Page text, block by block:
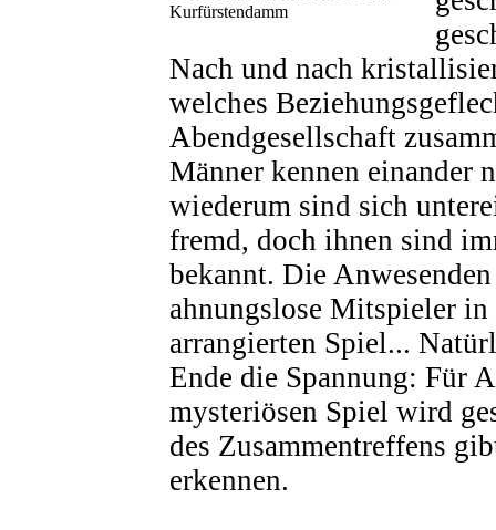
Kurfürstendamm
Nach und nach
welches
Abendgesellschaft
Männer kennen einander
wiederum sind sich
fremd, doch ihnen sind
bekannt. Die
ahnungslose Mitspieler
arrangierten Spiel...
Ende die Spannung: Für
mysteriösen Spiel wird
des Zusammentreffens
erkennen.